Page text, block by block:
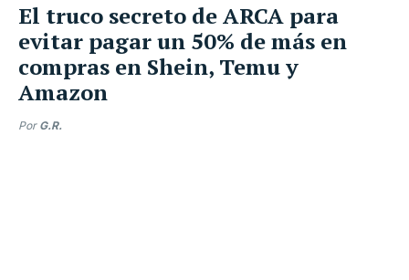
El truco secreto de ARCA para
evitar pagar un 50% de más en
compras en Shein, Temu y
Amazon
Por G.R.